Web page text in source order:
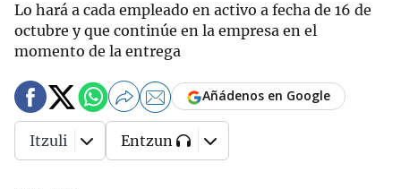
Lo hará a cada empleado en activo a fecha de 16 de
octubre y que continúe en la empresa en el
momento de la entrega
Añádenos en Google
Itzuli Entzun